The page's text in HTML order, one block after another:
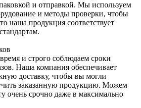
и отправкой. Мы используем
и методы проверки, чтобы
наша продукция соответствует
и строго соблюдаем сроки
Наша компания обеспечивает
доставку, чтобы вы могли
заказанную продукцию. Можем
очень срочно даже в максимально